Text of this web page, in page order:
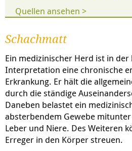
Quellen ansehen >
Schachmatt
Ein medizinischer Herd ist in der
Interpretation eine chronische
Erkrankung. Er hält die
durch die ständige
Daneben belastet ein
absterbendem Gewebe
Leber und Niere. Des Weiteren
Erreger in den Körper streuen.